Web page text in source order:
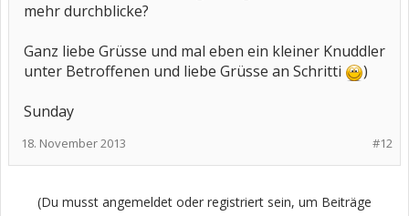
mehr durchblicke?
Ganz liebe Grüsse und mal eben ein kleiner Knuddler
unter Betroffenen und liebe Grüsse an Schritti
)
Sunday
#12
18. November 2013
(Du musst angemeldet oder registriert sein, um Beiträge